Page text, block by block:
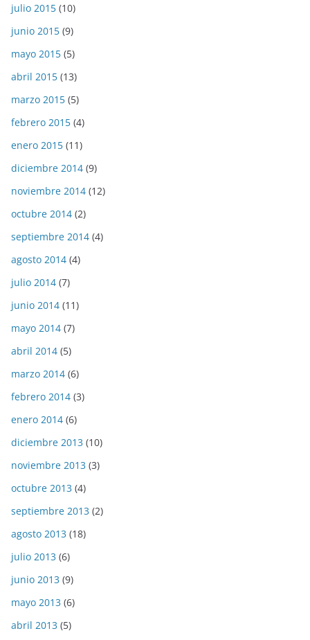
julio 2015 (10)
junio 2015 (9)
mayo 2015 (5)
abril 2015 (13)
marzo 2015 (5)
febrero 2015 (4)
enero 2015 (11)
diciembre 2014 (9)
noviembre 2014 (12)
octubre 2014 (2)
septiembre 2014 (4)
agosto 2014 (4)
julio 2014 (7)
junio 2014 (11)
mayo 2014 (7)
abril 2014 (5)
marzo 2014 (6)
febrero 2014 (3)
enero 2014 (6)
diciembre 2013 (10)
noviembre 2013 (3)
octubre 2013 (4)
septiembre 2013 (2)
agosto 2013 (18)
julio 2013 (6)
junio 2013 (9)
mayo 2013 (6)
abril 2013 (5)